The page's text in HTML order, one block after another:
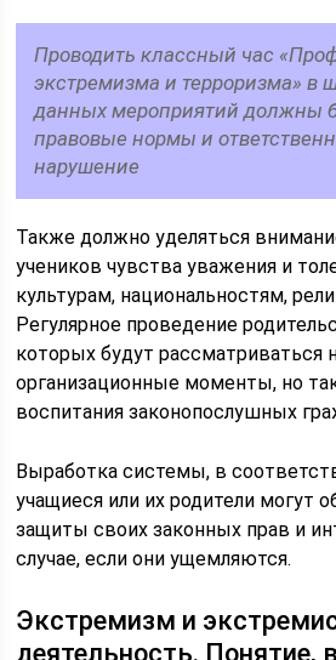
Проводить классный час
экстремизма и терроризма» в
данных мероприятий должны
правовые нормы и
нарушение
Также должно уделяться
учеников чувства уважения и
культурам, национальностям,
Регулярное проведение
которых будут рассматриваться
организационные моменты, но
воспитания законопослушных
Выработка системы, в
учащиеся или их родители могут
защиты своих законных прав и
случае, если они ущемляются.
Экстремизм и
деятельность. Понятие,